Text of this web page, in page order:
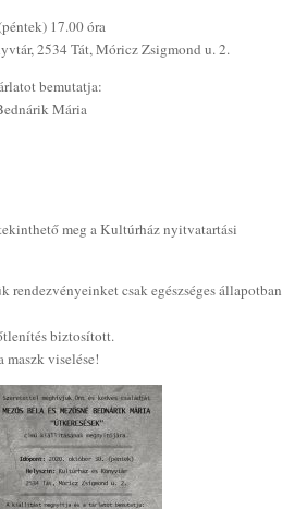
17.00 óra
2534 Tát, Móricz Zsigmond u. 2.
bemutatja:
Mária
meg a Kultúrház nyitvatartási
rendezvényeinket csak egészséges állapotban
biztosított.
viselése!